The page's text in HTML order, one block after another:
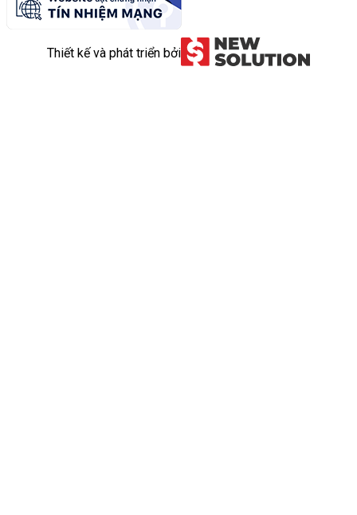
Thiết kế và phát triển bởi